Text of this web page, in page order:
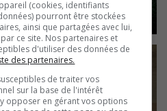
(cookies, identifiants
pourront être stockées
ainsi que partagées avec lui,
ce site. Nos partenaires et
d'utiliser des données de
des partenaires.
de traiter vos
sur la base de l'intérêt
opposer en gérant vos options